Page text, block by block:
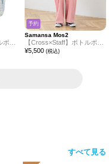
予約
Samansa Mos2
¥5,500 (税込)
すべて見る